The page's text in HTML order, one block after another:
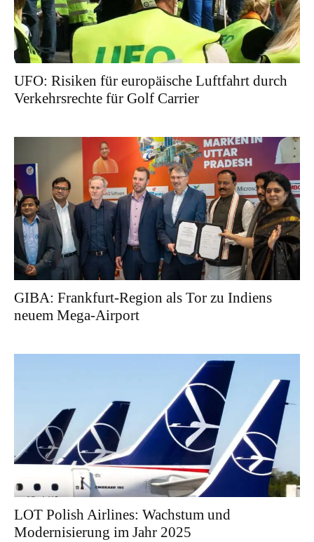
UFO: Risiken für europäische Luftfahrt durch
Verkehrsrechte für Golf Carrier
GIBA: Frankfurt-Region als Tor zu Indiens
neuem Mega-Airport
LOT Polish Airlines: Wachstum und
Modernisierung im Jahr 2025